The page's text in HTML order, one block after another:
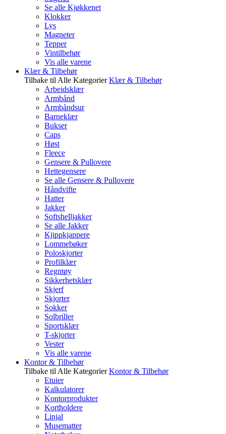
Se alle Kjøkkenet
Klokker
Lys
Magneter
Tepper
Vintilbehør
Vis alle varene
Klær & Tilbehør
Tilbake til Alle Kategorier Klær & Tilbehør
Arbeidsklær
Armbånd
Armbåndsur
Barneklær
Bukser
Caps
Høst
Fleece
Gensere & Pullovere
Hettegensere
Se alle Gensere & Pullovere
Håndvifte
Hatter
Jakker
Softshelljakker
Se alle Jakker
Kjippkjappere
Lommebøker
Poloskjorter
Profilklær
Regntøy
Sikkerhetsklær
Skjerf
Skjorter
Sokker
Solbriller
Sportsklær
T-skjorter
Vester
Vis alle varene
Kontor & Tilbehør
Tilbake til Alle Kategorier Kontor & Tilbehør
Etuier
Kalkulatorer
Kontorprodukter
Kortholdere
Linjal
Musematter